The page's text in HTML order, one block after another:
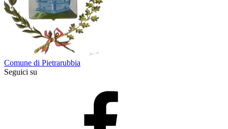
Comune di Pietrarubbia
Seguici su